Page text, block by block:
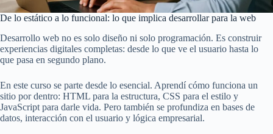
De lo estático a lo funcional: lo que implica desarrollar para la web
Desarrollo web no es solo diseño ni solo programación. Es construir
experiencias digitales completas: desde lo que ve el usuario hasta lo
que pasa en segundo plano.
En este curso se parte desde lo esencial. Aprendí cómo funciona un
sitio por dentro: HTML para la estructura, CSS para el estilo y
JavaScript para darle vida. Pero también se profundiza en bases de
datos, interacción con el usuario y lógica empresarial.